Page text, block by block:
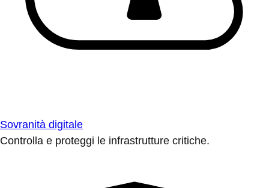
Sovranità digitale
Controlla e proteggi le infrastrutture critiche.